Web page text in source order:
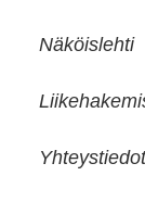
Näköislehti
Yhteystiedot